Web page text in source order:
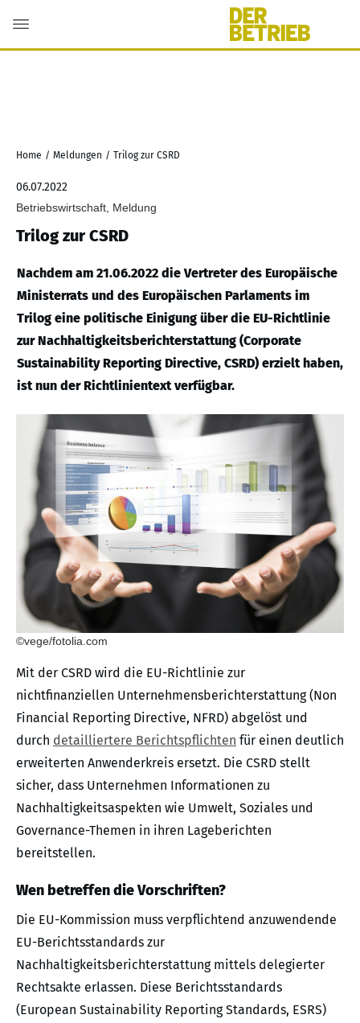
Home / Meldungen / Trilog zur CSRD
06.07.2022
Betriebswirtschaft, Meldung
Trilog zur CSRD
Nachdem am 21.06.2022 die Vertreter des Europäische
Ministerrats und des Europäischen Parlaments im
Trilog eine politische Einigung über die EU-Richtlinie
zur Nachhaltigkeitsberichterstattung (Corporate
Sustainability Reporting Directive, CSRD) erzielt haben,
ist nun der Richtlinientext verfügbar.
©vege/fotolia.com
Mit der CSRD wird die EU-Richtlinie zur
nichtfinanziellen Unternehmensberichterstattung (Non
Financial Reporting Directive, NFRD) abgelöst und
durch detailliertere Berichtspflichten für einen deutlich
erweiterten Anwenderkreis ersetzt. Die CSRD stellt
sicher, dass Unternehmen Informationen zu
Nachhaltigkeitsaspekten wie Umwelt, Soziales und
Governance-Themen in ihren Lageberichten
bereitstellen.
Wen betreffen die Vorschriften?
Die EU-Kommission muss verpflichtend anzuwendende
EU-Berichtsstandards zur
Nachhaltigkeitsberichterstattung mittels delegierter
Rechtsakte erlassen. Diese Berichtsstandards
(European Sustainability Reporting Standards, ESRS)